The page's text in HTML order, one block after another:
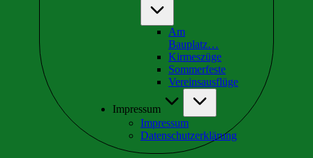
Am
Bauplatz…
Kirmeszüge
Sommerfeste
Vereinsausflüge
Impressum
Impressum
Datenschutzerklärung